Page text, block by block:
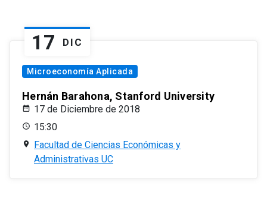
17 DIC
Microeconomía Aplicada
Hernán Barahona, Stanford University
17 de Diciembre de 2018
15:30
Facultad de Ciencias Económicas y
Administrativas UC